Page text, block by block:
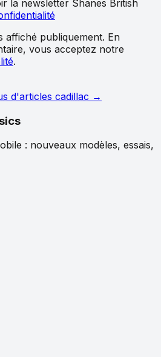
la newsletter Shanes British
affiché publiquement. En
vous acceptez notre
.
d'articles cadillac →
: nouveaux modèles, essais,